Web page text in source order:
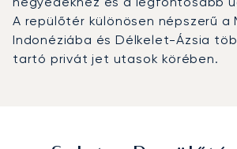
A repülőtér különösen népszerű a
Indonéziába és Délkelet-Ázsia
tartó privát jet utasok körében.